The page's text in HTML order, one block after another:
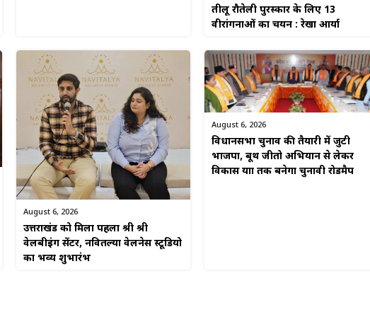
तीलू रौतेली पुरस्कार के लिए 13
वीरांगनाओं का चयन : रेखा आर्या
August 6, 2026
उत्तराखंड को मिला पहला श्री श्री
वेलबीइंग सेंटर, नवितल्या वेलनेस स्टूडियो
का भव्य शुभारंभ
August 6, 2026
विधानसभा चुनाव की तैयारी में जुटी
भाजपा, बूथ जीतो अभियान से लेकर
विकास यात्रा तक बनेगा चुनावी रोडमैप